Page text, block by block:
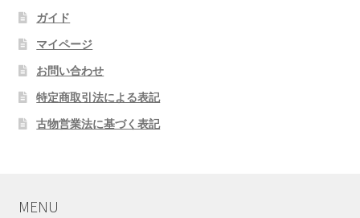
ガイド
マイページ
お問い合わせ
特定商取引法による表記
古物営業法に基づく表記
MENU